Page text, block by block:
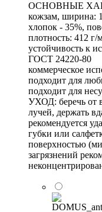
ОСНОВНЫЕ
кожзам, ширина:
хлопок - 35%,
плотность: 412 г/
устойчивость к
ГОСТ 24220-80
коммерческое
подходит для
подходит для
УХОД: беречь от
лучей, держать
рекомендуется
губки или
поверхностью
загрязнений